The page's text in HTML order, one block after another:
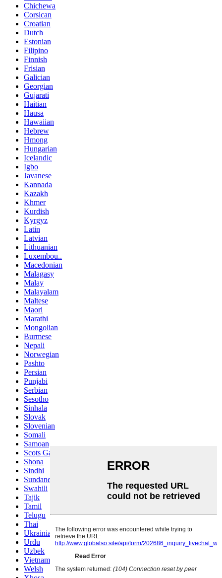
Chichewa
Corsican
Croatian
Dutch
Estonian
Filipino
Finnish
Frisian
Galician
Georgian
Gujarati
Haitian
Hausa
Hawaiian
Hebrew
Hmong
Hungarian
Icelandic
Igbo
Javanese
Kannada
Kazakh
Khmer
Kurdish
Kyrgyz
Latin
Latvian
Lithuanian
Luxembou..
Macedonian
Malagasy
Malay
Malayalam
Maltese
Maori
Marathi
Mongolian
Burmese
Nepali
Norwegian
Pashto
Persian
Punjabi
Serbian
Sesotho
Sinhala
Slovak
Slovenian
Somali
Samoan
Scots Gaelic
Shona
Sindhi
Sundanese
Swahili
Tajik
Tamil
Telugu
Thai
Ukrainian
Urdu
Uzbek
Vietnamese
Welsh